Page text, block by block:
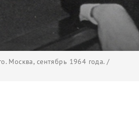
Москва, сентябрь 1964 года. /